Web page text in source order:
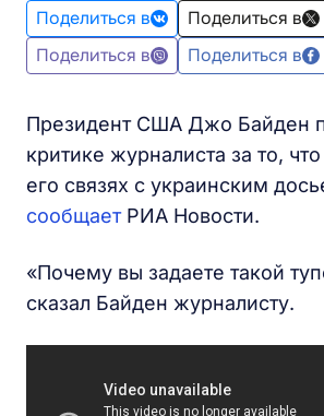
Поделиться в
Поделиться в
Поделиться в
Поделиться в
Президент США Джо Байден
критике журналиста за то,
его связях с украинским
сообщаетРИА Новости.
«Почему вы задаете такой
сказал Байден журналисту.